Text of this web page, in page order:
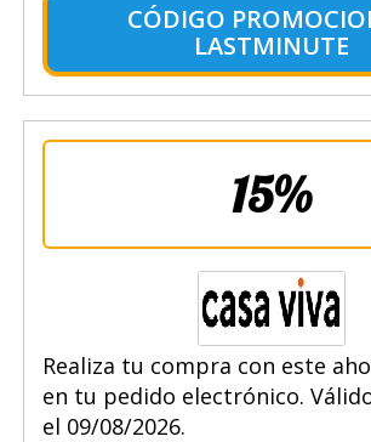
CÓDIGO
LASTMINUTE
15%
Realiza tu compra con este
en tu pedido electrónico.
el 09/08/2026.